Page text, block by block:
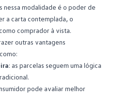
nessa modalidade é o poder de
a carta contemplada, o
comprador à vista.
outras vantagens
: as parcelas seguem uma lógica
pode avaliar melhor